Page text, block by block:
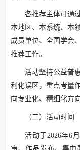
各推荐主体可通
本地区、本系统、本
成员单位、全国学会
推荐工作。
活动坚持公益普
利化误区，重点考量
向专业化、精细化方
（二）活动时间
活动于2026年6